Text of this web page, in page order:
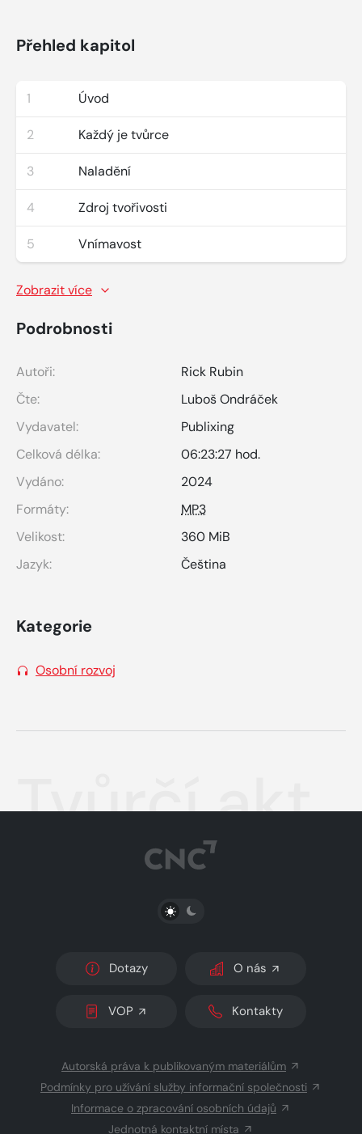
Přehled kapitol
1 Úvod
2 Každý je tvůrce
3 Naladění
4 Zdroj tvořivosti
5 Vnímavost
Zobrazit více
Podrobnosti
Autoři:
Rick Rubin
Čte:
Luboš Ondráček
Vydavatel:
Publixing
Celková délka:
06:23:27 hod.
Vydáno:
2024
Formáty:
MP3
Velikost:
360 MiB
Jazyk:
Čeština
Kategorie
Osobní rozvoj
Tvůrčí akt
PŘEPNOUT SVĚTLÝ/TMAVÝ REŽIM
Dotazy O nás
VOP Kontakty
Autorská práva k publikovaným materiálům
Podmínky pro užívání služby informační společnosti
Informace o zpracování osobních údajů
Jednotná kontaktní místa